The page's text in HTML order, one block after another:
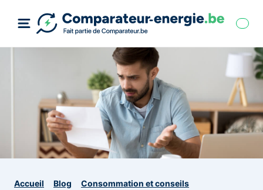
Accueil Blog
Consommation et conseils